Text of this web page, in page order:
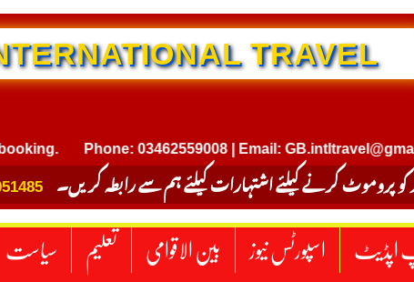
TRAVEL
Phone: 03462559008 | Email: GB.intltravel@gmail.com
کو پروموٹ کرنے کیلئے اشتہارات کیلئے ہم سے رابطہ کریں۔
اپڈیٹ اسپورٹس نیوز بین الاقوامی تعلیم سیاست